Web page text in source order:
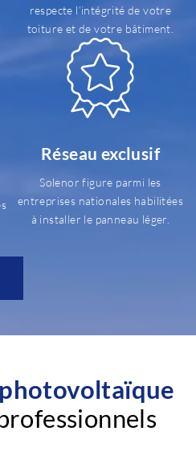
respecte l’intégrité de votre
toiture et de votre bâtiment.
Réseau exclusif
Solenor figure parmi les
entreprises nationales habilitées
à installer le panneau léger.